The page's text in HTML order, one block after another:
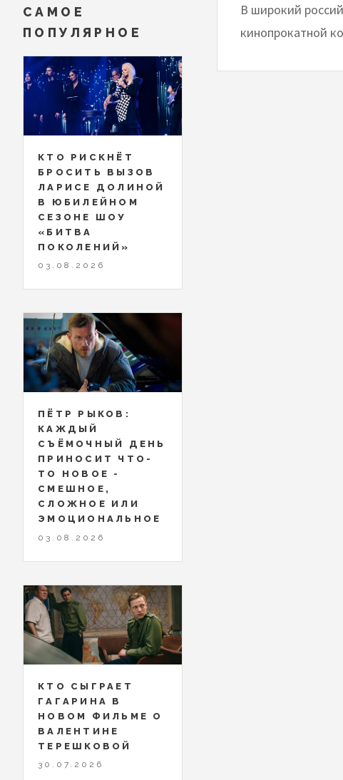
В широкий
кинопрокатной
САМОЕ
ПОПУЛЯРНОЕ
КТО РИСКНЁТ
БРОСИТЬ ВЫЗОВ
ЛАРИСЕ ДОЛИНОЙ
В ЮБИЛЕЙНОМ
СЕЗОНЕ ШОУ
«БИТВА
ПОКОЛЕНИЙ»
03.08.2026
ПЁТР РЫКОВ:
КАЖДЫЙ
СЪЁМОЧНЫЙ ДЕНЬ
ПРИНОСИТ ЧТО-
ТО НОВОЕ -
СМЕШНОЕ,
СЛОЖНОЕ ИЛИ
ЭМОЦИОНАЛЬНОЕ
03.08.2026
КТО СЫГРАЕТ
ГАГАРИНА В
НОВОМ ФИЛЬМЕ О
ВАЛЕНТИНЕ
ТЕРЕШКОВОЙ
30.07.2026